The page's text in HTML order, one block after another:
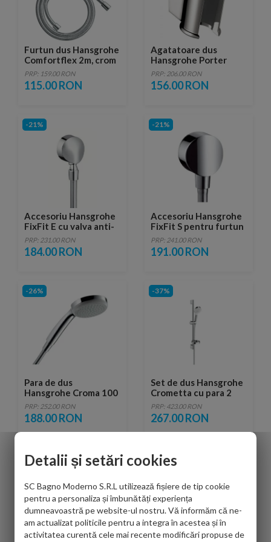
Furtun dus Hansgrohe
Comfortflex 2m, crom
PRP: 159.00 RON
115.00 RON
Agatatoare dus
Hansgrohe Porter
PRP: 206.00 RON
156.00 RON
-21%
Accesoriu Hansgrohe
FixFit E cu valva anti-
retur si articulatie
pentru furtun, crom
PRP: 231.00 RON
184.00 RON
-21%
Accesoriu Hansgrohe
FixFit S pentru furtun
dus
PRP: 241.00 RON
191.00 RON
-26%
Para de dus
Hansgrohe Croma 100
1jet EcoSmart chrome
PRP: 252.00 RON
188.00 RON
-37%
Set de dus Hansgrohe
Crometta cu para 2
jeturi, bara, furtun si
savoniera
PRP: 423.00 RON
267.00 RON
-22% -22%
Detalii și setări cookies
SC Bagno Moderno S.R.L utilizează fișiere de tip cookie
pentru a personaliza și îmbunătăți experiența
dumneavoastră pe website-ul nostru. Vă informăm că ne-
am actualizat politicile pentru a integra în acestea și în
activitatea curentă cele mai recente modificări propuse de